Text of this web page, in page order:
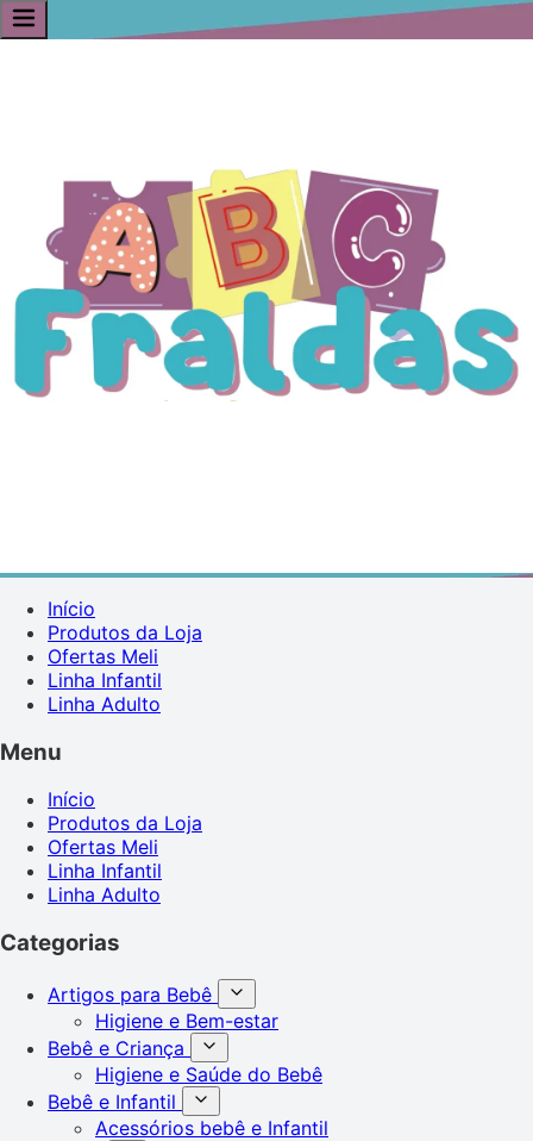
Início
Produtos da Loja
Ofertas Meli
Linha Infantil
Linha Adulto
Menu
Início
Produtos da Loja
Ofertas Meli
Linha Infantil
Linha Adulto
Categorias
Artigos para Bebê
Higiene e Bem-estar
Bebê e Criança
Higiene e Saúde do Bebê
Bebê e Infantil
Acessórios bebê e Infantil